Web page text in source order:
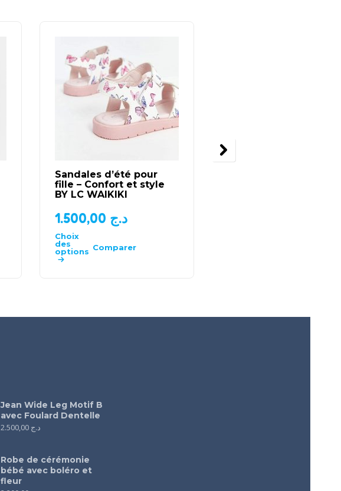
Sandales d’été pour
fille – Confort et style
BY LC WAIKIKI
د.ج
Choix
des
options Comparer
Jean Wide Leg Motif B
avec Foulard Dentelle
د.ج
Robe de cérémonie
bébé avec boléro et
fleur